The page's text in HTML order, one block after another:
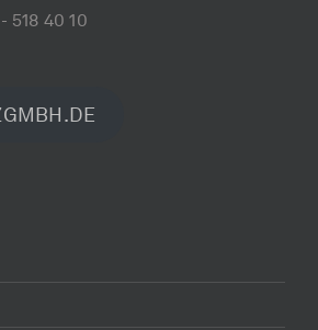
518 40 10